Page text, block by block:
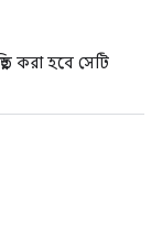
করা হবে সেটি